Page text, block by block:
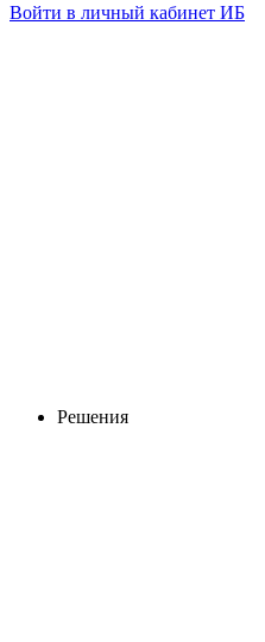
Войти в личный кабинет ИБ
Решения